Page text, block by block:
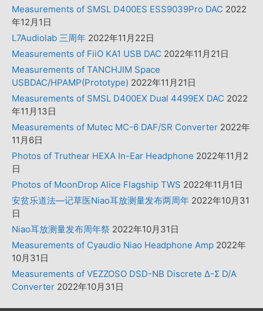
Measurements of SMSL D400ES ESS9039Pro DAC 2022
年12月1日
L7Audiolab 三周年 2022年11月22日
Measurements of FiiO KA1 USB DAC 2022年11月21日
Measurements of TANCHJIM Space
USBDAC/HPAMP(Prototype) 2022年11月21日
Measurements of SMSL D400EX Dual 4499EX DAC 2022
年11月13日
Measurements of Mutec MC-6 DAF/SR Converter 2022年
11月6日
Photos of Truthear HEXA In-Ear Headphone 2022年11月2
日
Photos of MoonDrop Alice Flagship TWS 2022年11月1日
安贫乐道法—记草医Niao耳放测量发布两周年 2022年10月31
日
Niao耳放测量发布周年祭 2022年10月31日
Measurements of Cyaudio Niao Headphone Amp 2022年
10月31日
Measurements of VEZZOSO DSD-NB Discrete Δ-Σ D/A
Converter 2022年10月31日